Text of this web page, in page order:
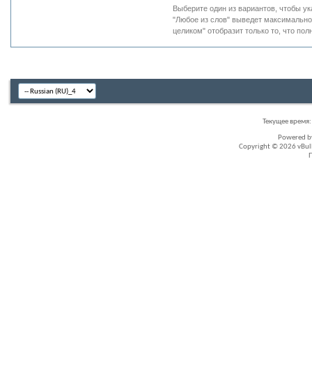
Выберите один из вариантов, чтобы
"Любое из слов" выведет максимально
целиком" отобразит только то, что
Текущее время:
Powered
Copyright © 2026